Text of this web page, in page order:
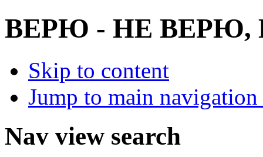
ВЕРЮ - НЕ
Skip to content
Jump to main
Nav view search